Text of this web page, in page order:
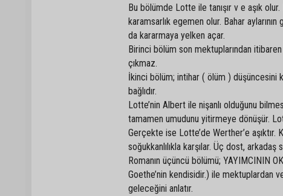
Bu bölümde Lotte ile tanışır v e aşık
karamsarlık egemen olur. Bahar aylarının
da kararmaya yelken açar.
Birinci bölüm son mektuplarından
çıkmaz.
İkinci bölüm; intihar ( ölüm ) düşüncesini
bağlıdır.
Lotte’nin Albert ile nişanlı olduğunu
tamamen umudunu yitirmeye dönüşür.
Gerçekte ise Lotte’de Werther’e
soğukkanlılıkla karşılar. Üç dost, arkadaş
Romanın üçüncü bölümü; YAYIMCININ
Goethe’nin kendisidir.) ile mektuplardan
geleceğini anlatır.